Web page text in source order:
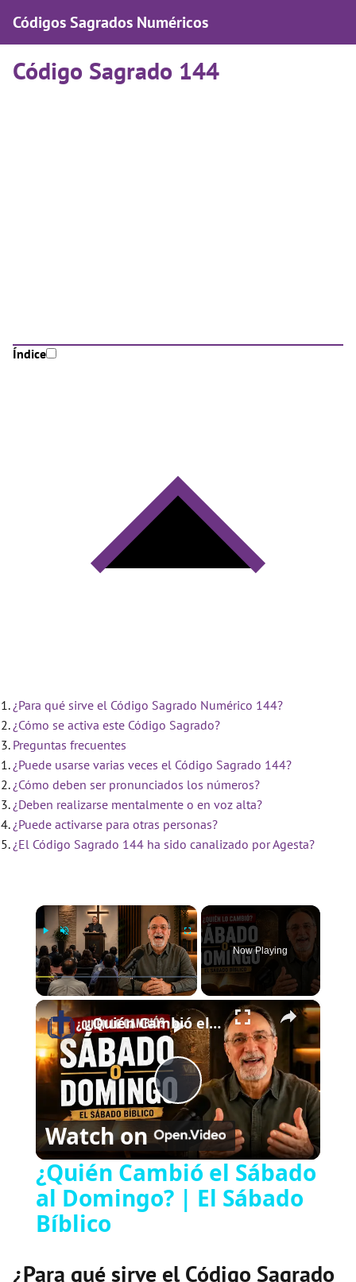
Códigos Sagrados Numéricos
Código Sagrado 144
Índice
¿Para qué sirve el Código Sagrado Numérico 144?
¿Cómo se activa este Código Sagrado?
Preguntas frecuentes
¿Puede usarse varias veces el Código Sagrado 144?
¿Cómo deben ser pronunciados los números?
¿Deben realizarse mentalmente o en voz alta?
¿Puede activarse para otras personas?
¿El Código Sagrado 144 ha sido canalizado por Agesta?
×
Play Unmute
Now Playing
×
P
¿Quién Cambió el Sábado al Domingo? | El Sábado Bíblico
Watch on
¿Quién Cambió el Sábado
al Domingo? | El Sábado
Bíblico
¿Para qué sirve el Código Sagrado